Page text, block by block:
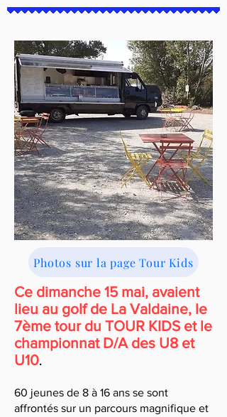
Photos sur la page Tour Kids
Ce dimanche 15 mai, avaient
lieu au golf de La Valdaine, le
7ème tour du TOUR KIDS et le
championnat D/A des U8 et
U10.
60 jeunes de 8 à 16 ans se sont
affrontés sur un parcours magnifique et